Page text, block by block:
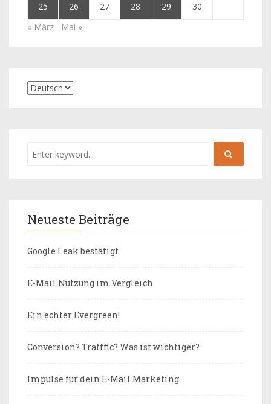
25 26 27 28 29
30
« März
Mai »
Neueste Beiträge
Google Leak bestätigt
E-Mail Nutzung im Vergleich
Ein echter Evergreen!
Conversion? Trafffic? Was ist wichtiger?
Impulse für dein E-Mail Marketing